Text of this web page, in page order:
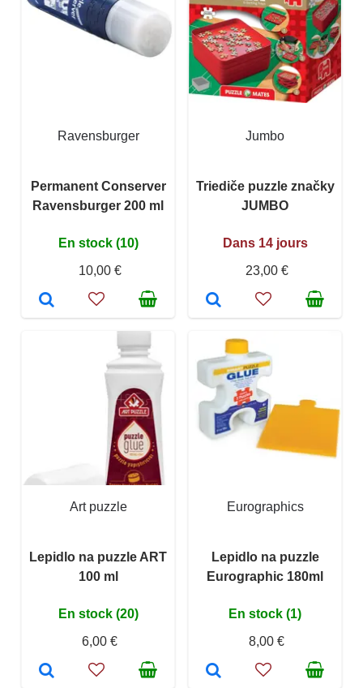
Ravensburger
Permanent Conserver
Ravensburger 200 ml
En stock (10)
10,00 €
Jumbo
Triediče puzzle značky
JUMBO
Dans 14 jours
23,00 €
Art puzzle
Lepidlo na puzzle ART
100 ml
En stock (20)
6,00 €
Eurographics
Lepidlo na puzzle
Eurographic 180ml
En stock (1)
8,00 €